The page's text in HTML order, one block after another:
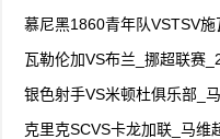
慕尼黑1860青年队VSTSV
瓦勒伦加VS布兰_挪超联赛
克里克SCVS卡龙加联_马维